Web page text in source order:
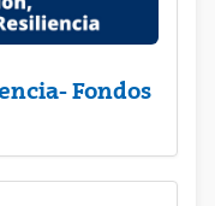
Fondos